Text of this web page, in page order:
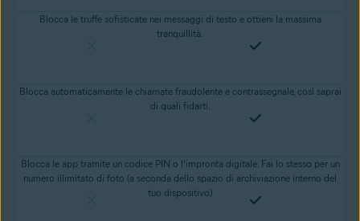
Blocca le truffe sofisticate nei messaggi di testo e ottieni la massima
tranquillità.
Blocca automaticamente le chiamate fraudolente e contrassegnale, così saprai
di quali fidarti.
Blocca le app tramite un codice PIN o l’impronta digitale. Fai lo stesso per un
numero illimitato di foto (a seconda dello spazio di archiviazione interno del
tuo dispositivo)